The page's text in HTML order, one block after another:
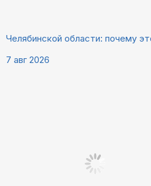
Челябинской области: почему
7 авг 2026